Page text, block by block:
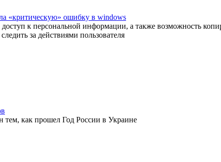
«критическую» ошибку в windows
к персональной информации, а также возможность
за действиями пользователя
тем, как прошел Год России в Украине